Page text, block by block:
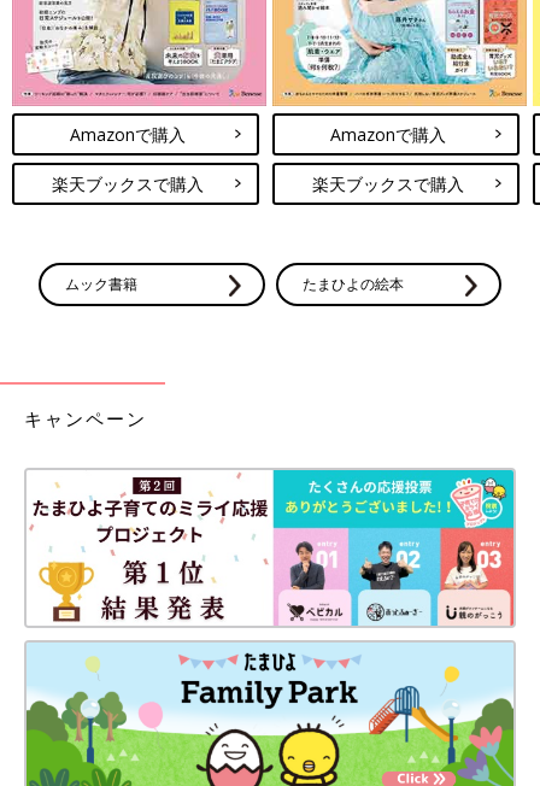
Amazonで購入
楽天ブックスで購入
Amazonで購入
楽天ブックスで購入
ムック書籍 たまひよの絵本
キャンペーン